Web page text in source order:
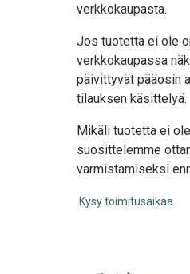
verkkokaupasta.
Jos tuotetta ei ole
verkkokaupassa
päivittyvät pääosin
tilauksen käsittelyä.
Mikäli tuotetta ei
suosittelemme
varmistamiseksi
Kysy toimitusaikaa